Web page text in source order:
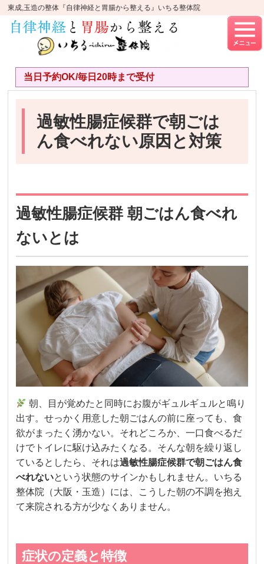
東成,玉造の整体『自律神経と胃腸から整える』いちる整体院
当日予約OK/毎日20時まで受付
過敏性腸症候群で朝ごは
ん食べれない原因と対策
過敏性腸症候群 朝ごはん食べれ
ないとは
朝、目が覚めたと同時にお腹がギュルギュルと鳴り
出す。せっかく用意した朝ごはんの前に座っても、食
欲がまったく湧かない。それどころか、一口食べるだ
けでトイレに駆け込みたくなる。そんな朝を繰り返し
ているとしたら、それは過敏性腸症候群で朝ごはん食
べれないという状態のサインかもしれません。いちる
整体院（大阪・玉造）には、こうした朝の不調を抱え
て来院される方が少なくありません。
症状の定義と特徴